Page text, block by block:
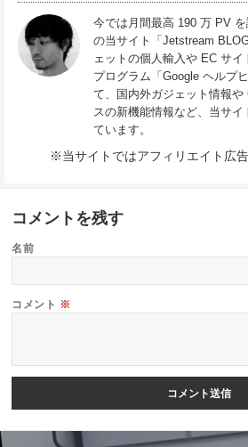
今では月間最高 190 万 PV
の当サイト「Jetstream
ェットの個人輸入や EC サ
プログラム「Google ヘルプ
て、国内外ガジェット情報
スの新機能情報など、当サ
ています。
※当サイトではアフィリエイト広
コメントを残す
名前
コメント ※
投